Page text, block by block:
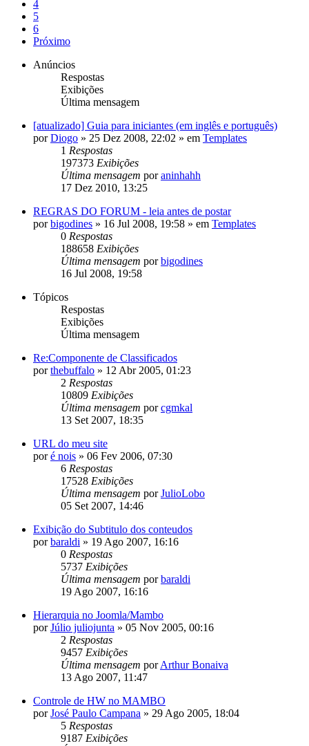
4
5
6
Próximo
Anúncios
Respostas
Exibições
Última mensagem
[atualizado] Guia para iniciantes (em inglês e português)
porDiogo » 25 Dez 2008, 22:02 » em Templates
1 Respostas
197373 Exibições
Última mensagem poraninhahh
17 Dez 2010, 13:25
REGRAS DO FORUM - leia antes de postar
porbigodines » 16 Jul 2008, 19:58 » em Templates
0 Respostas
188658 Exibições
Última mensagem porbigodines
16 Jul 2008, 19:58
Tópicos
Respostas
Exibições
Última mensagem
Re:Componente de Classificados
porthebuffalo » 12 Abr 2005, 01:23
2 Respostas
10809 Exibições
Última mensagem porcgmkal
13 Set 2007, 18:35
URL do meu site
poré nois » 06 Fev 2006, 07:30
6 Respostas
17528 Exibições
Última mensagem porJulioLobo
05 Set 2007, 14:46
Exibição do Subtitulo dos conteudos
porbaraldi » 19 Ago 2007, 16:16
0 Respostas
5737 Exibições
Última mensagem porbaraldi
19 Ago 2007, 16:16
Hierarquia no Joomla/Mambo
porJúlio juliojunta » 05 Nov 2005, 00:16
2 Respostas
9457 Exibições
Última mensagem porArthur Bonaiva
13 Ago 2007, 11:47
Controle de HW no MAMBO
porJosé Paulo Campana » 29 Ago 2005, 18:04
5 Respostas
9187 Exibições